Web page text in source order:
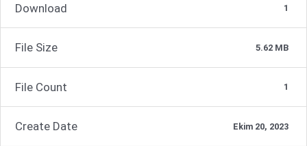
Download 1
File Size 5.62 MB
File Count 1
Create Date Ekim 20, 2023